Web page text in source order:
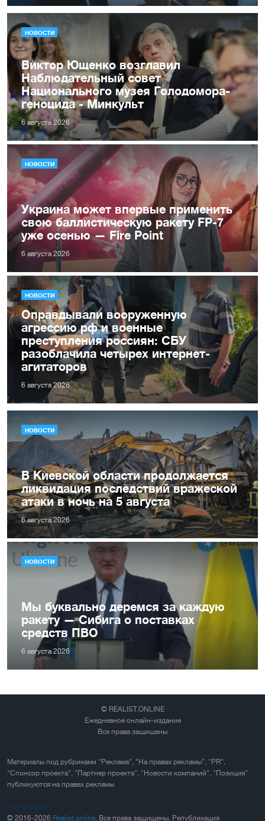
НОВОСТИ
Виктор Ющенко возглавил
Наблюдательный совет
Национального музея Голодомора-
геноцида - Минкульт
6 августа 2026
НОВОСТИ
Украина может впервые применить
свою баллистическую ракету FP-7
уже осенью — Fire Point
6 августа 2026
НОВОСТИ
Оправдывали вооруженную
агрессию рф и военные
преступления россиян: СБУ
разоблачила четырех интернет-
агитаторов
6 августа 2026
НОВОСТИ
В Киевской области продолжается
ликвидация последствий вражеской
атаки в ночь на 5 августа
6 августа 2026
НОВОСТИ
Мы буквально деремся за каждую
ракету — Сибига о поставках
средств ПВО
6 августа 2026
© REALIST.ONLINE
Ежедневное онлайн-издание
Все права защищены
Материалы под рубриками "Реклама", "На правах рекламы", "PR",
"Спонсор проекта", "Партнер проекта", "Новости компаний", "Позиция"
публикуются на правах рекламы
Карта сайта
© 2016-2026 Realist.online. Все права защищены. Републикация